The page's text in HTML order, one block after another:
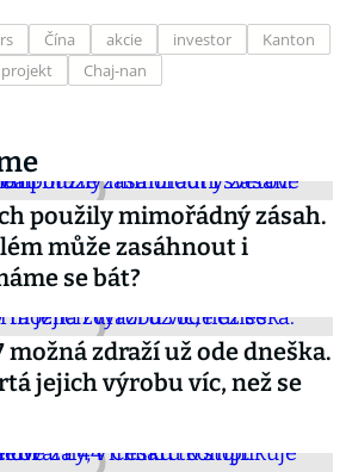
Čína akcie investor
Kanton
projekt Chaj-nan
použily mimořádný zásah.
může zasáhnout i
se bát?
možná zdraží už ode dneška.
jejich výrobu víc, než se